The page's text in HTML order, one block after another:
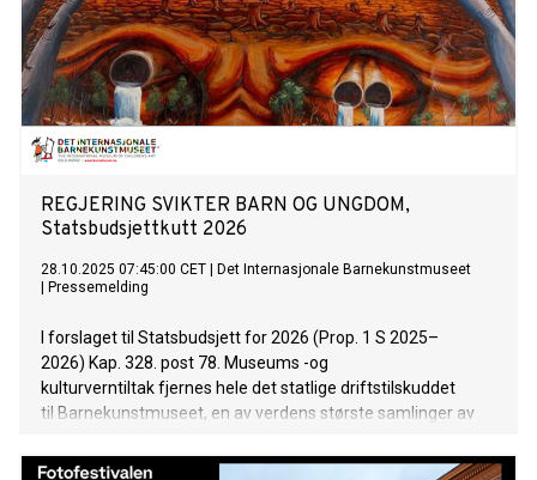
REGJERING SVIKTER BARN OG UNGDOM,
Statsbudsjettkutt 2026
28.10.2025 07:45:00 CET
Det Internasjonale Barnekunstmuseet
Pressemelding
I forslaget til Statsbudsjett for 2026 (Prop. 1 S 2025–
2026) Kap. 328. post 78. Museums -og
kulturverntiltak fjernes hele det statlige driftstilskuddet
til Barnekunstmuseet, en av verdens største samlinger av
fare for å måtte avvikle virksomheten og stenge for godt.